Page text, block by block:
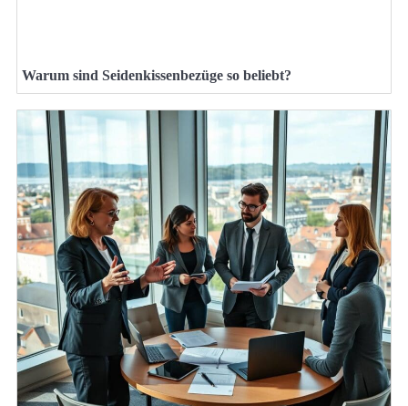
Warum sind Seidenkissenbezüge so beliebt?